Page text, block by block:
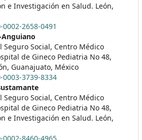
e Investigación en Salud. León,
2658-0491
Anguiano
Social, Centro Médico
de Gineco Pediatria No 48,
Guanajuato, México
3739-8334
Social, Centro Médico
de Gineco Pediatria No 48,
e Investigación en Salud. León,